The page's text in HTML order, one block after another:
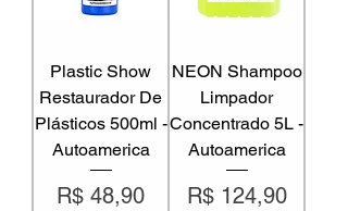
Plastic Show
Restaurador De
Plásticos 500ml -
Autoamerica
Preço
R$ 48,90
NEON Shampoo
Limpador
Concentrado 5L -
Autoamerica
Preço
R$ 124,90